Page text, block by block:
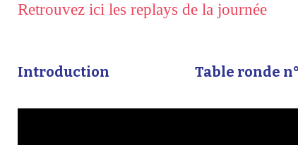
Retrouvez ici les replays de la journée
Introduction Table ronde